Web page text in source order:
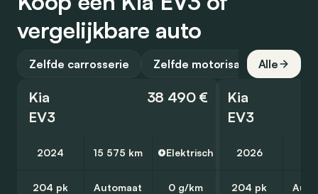
vergelijkbare auto
Zelfde carrosserie Zelfde motorisatie Alle
Kia
EV3
38 490 €
2024 15 575 km Elektrisch
204 pk Automaat 0 g/km
Kia
EV3
2026
204 pk